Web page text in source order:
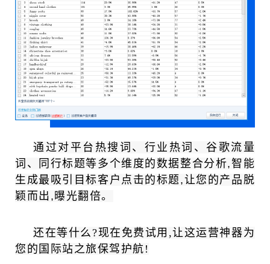
通过对平台热搜词、行业热词、谷歌流量
词、同行标题等多个维度的数据整合分析,智能
生成最吸引目标客户点击的标题,让您的产品脱
颖而出,曝光翻倍。
还在等什么?现在免费试用,让这运营神器为
您的国际站之旅保驾护航!